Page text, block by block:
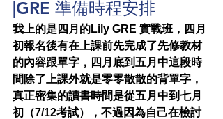
|GRE 準備時程安排
我上的是四月的Lily GRE 實戰班，四月
初報名後有在上課前先完成了先修教材
的內容跟單字，四月底到五月中這段時
間除了上課外就是零零散散的背單字，
真正密集的讀書時間是從五月中到七月
初（7/12考試），不過因為自己在檢討